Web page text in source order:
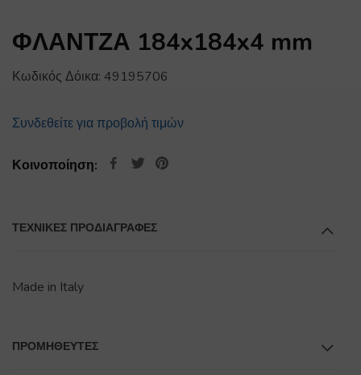
ΦΛΑΝΤΖΑ 184x184x4 mm
Κωδικός Δόικα: 49195706
Συνδεθείτε για προβολή τιμών
Κοινοποίηση:
ΤΕΧΝΙΚΕΣ ΠΡΟΔΙΑΓΡΑΦΕΣ
Made in Italy
ΠΡΟΜΗΘΕΥΤΕΣ